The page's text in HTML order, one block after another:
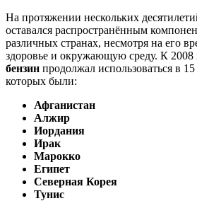
На протяжении нескольких
оставался распространённым
различных странах, несмотря на его
здоровье и окружающую среду. К 2008
бензин продолжал использоваться в 15
которых были:
Афганистан
Алжир
Иордания
Ирак
Марокко
Египет
Северная Корея
Тунис